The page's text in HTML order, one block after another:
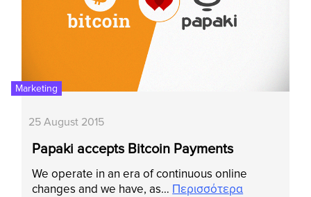
Marketing
25 August 2015
Papaki accepts Bitcoin Payments
We operate in an era of continuous online
changes and we have, as… Περισσότερα